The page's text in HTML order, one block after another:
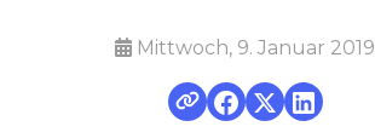
Mittwoch, 9. Januar 2019